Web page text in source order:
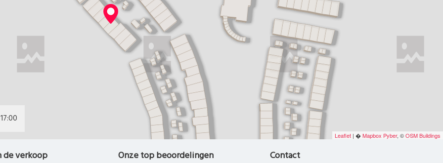
Leaflet | �Mapbox Pyber, ©OSM Buildings
17:00
verkoop Onze top beoordelingen Contact